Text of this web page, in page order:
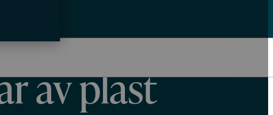
av plast